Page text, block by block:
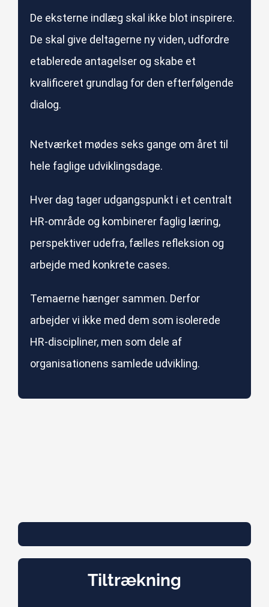
De eksterne indlæg skal ikke blot inspirere.
De skal give deltagerne ny viden, udfordre
etablerede antagelser og skabe et
kvalificeret grundlag for den efterfølgende
dialog.
Netværket mødes seks gange om året til
hele faglige udviklingsdage.
Hver dag tager udgangspunkt i et centralt
HR-område og kombinerer faglig læring,
perspektiver udefra, fælles refleksion og
arbejde med konkrete cases.
Temaerne hænger sammen. Derfor
arbejder vi ikke med dem som isolerede
HR-discipliner, men som dele af
organisationens samlede udvikling.
Tiltrækning